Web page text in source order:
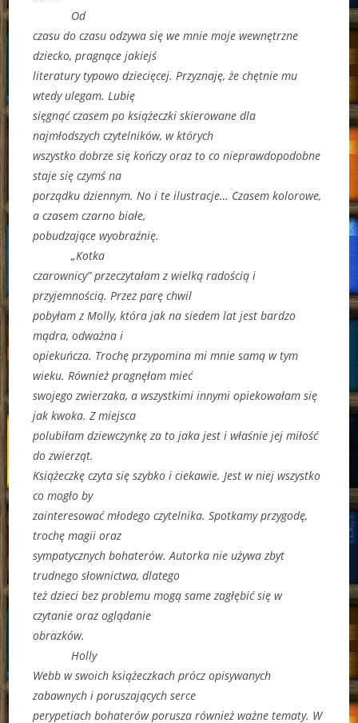
Od
czasu do czasu odzywa się we mnie moje wewnętrzne
dziecko, pragnące jakiejś
literatury typowo dziecięcej. Przyznaję, że chętnie mu
wtedy ulegam. Lubię
sięgnąć czasem po książeczki skierowane dla
najmłodszych czytelników, w których
wszystko dobrze się kończy oraz to co nieprawdopodobne
staje się czymś na
porządku dziennym. No i te ilustracje… Czasem kolorowe,
a czasem czarno białe,
pobudzające wyobraźnię.
„Kotka
czarownicy” przeczytałam z wielką radością i
przyjemnością. Przez parę chwil
pobyłam z Molly, która jak na siedem lat jest bardzo
mądra, odważna i
opiekuńcza. Trochę przypomina mi mnie samą w tym
wieku. Również pragnęłam mieć
swojego zwierzaka, a wszystkimi innymi opiekowałam się
jak kwoka. Z miejsca
polubiłam dziewczynkę za to jaka jest i właśnie jej miłość
do zwierząt.
Książeczkę czyta się szybko i ciekawie. Jest w niej wszystko
co mogło by
zainteresować młodego czytelnika. Spotkamy przygodę,
trochę magii oraz
sympatycznych bohaterów. Autorka nie używa zbyt
trudnego słownictwa, dlatego
też dzieci bez problemu mogą same zagłębić się w
czytanie oraz oglądanie
obrazków.
Holly
Webb w swoich książeczkach prócz opisywanych
zabawnych i poruszających serce
perypetiach bohaterów porusza również ważne tematy. W